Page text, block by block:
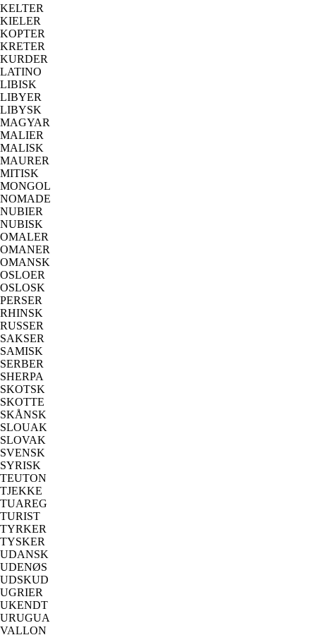
KELTER
KIELER
KOPTER
KRETER
KURDER
LATINO
LIBISK
LIBYER
LIBYSK
MAGYAR
MALIER
MALISK
MAURER
MITISK
MONGOL
NOMADE
NUBIER
NUBISK
OMALER
OMANER
OMANSK
OSLOER
OSLOSK
PERSER
RHINSK
RUSSER
SAKSER
SAMISK
SERBER
SHERPA
SKOTSK
SKOTTE
SKÅNSK
SLOUAK
SLOVAK
SVENSK
SYRISK
TEUTON
TJEKKE
TUAREG
TURIST
TYRKER
TYSKER
UDANSK
UDENØS
UDSKUD
UGRIER
UKENDT
URUGUA
VALLON